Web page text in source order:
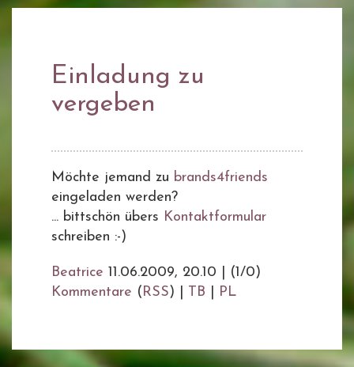
Einladung zu
vergeben
Möchte jemand zu brands4friends
eingeladen werden?
... bittschön übers Kontaktformular
schreiben :-)
Beatrice 11.06.2009, 20.10
(1/0)
Kommentare (RSS) | TB PL